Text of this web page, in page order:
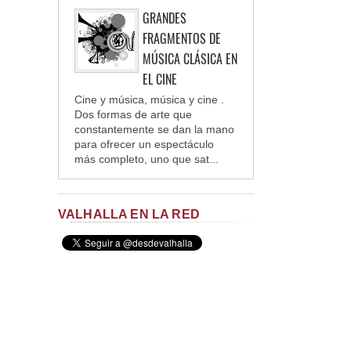
GRANDES
FRAGMENTOS DE
MÚSICA CLÁSICA EN
EL CINE
Cine y música, música y cine .
Dos formas de arte que
constantemente se dan la mano
para ofrecer un espectáculo
más completo, uno que sat...
VALHALLA EN LA RED